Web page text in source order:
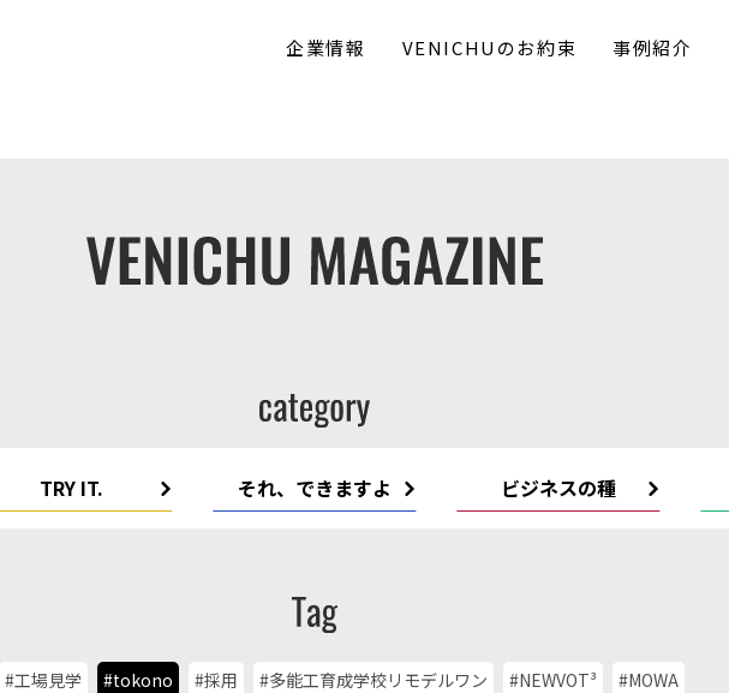
企業情報 VENICHUのお約束 事例紹介
TRY IT. それ、できますよ ビジネスの種
#工場見学 #tokono #採用 #多能工育成学校リモデルワン #NEWVOT³
#MOWA